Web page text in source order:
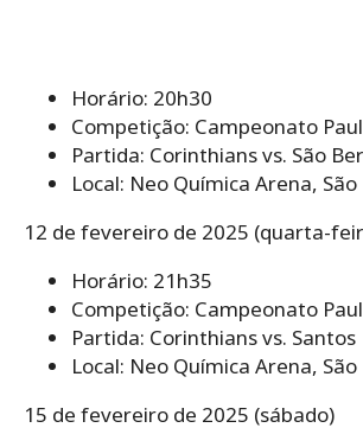
Horário: 20h30
Competição: Campeonato
Partida: Corinthians vs. São
Local: Neo Química Arena, São
12 de fevereiro de 2025 (quarta-
Horário: 21h35
Competição: Campeonato
Partida: Corinthians vs. Santos
Local: Neo Química Arena, São
15 de fevereiro de 2025 (sábado)